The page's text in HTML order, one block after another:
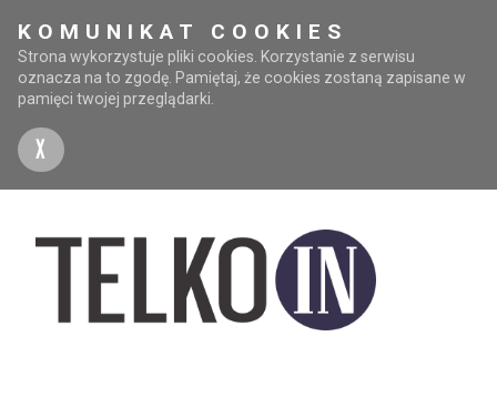
KOMUNIKAT COOKIES
Strona wykorzystuje pliki cookies. Korzystanie z serwisu
oznacza na to zgodę. Pamiętaj, że cookies zostaną zapisane w
pamięci twojej przeglądarki.
X